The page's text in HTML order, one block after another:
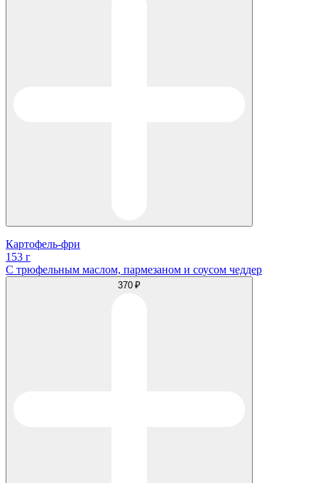
Картофель-фри
153 г
С трюфельным маслом, пармезаном и соусом чеддер
370 ₽